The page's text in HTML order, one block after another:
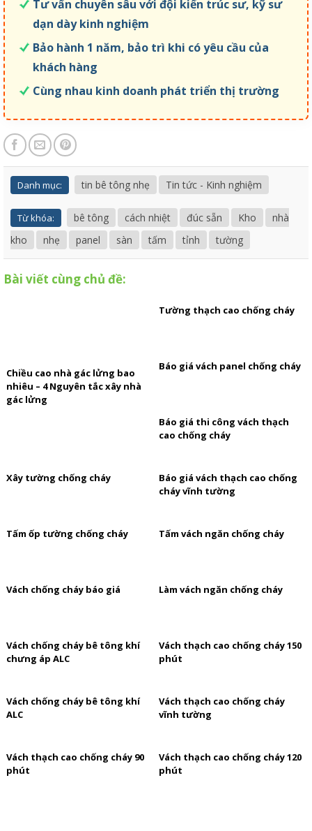
Tư vấn chuyên sâu với đội kiến trúc sư, kỹ sư
dạn dày kinh nghiệm
Bảo hành 1 năm, bảo trì khi có yêu cầu của
khách hàng
Cùng nhau kinh doanh phát triển thị trường
Danh mục: tin bê tông nhẹ Tin tức - Kinh nghiệm
Từ khóa: bê tông cách nhiệt đúc sẵn Kho
nhà
kho
nhẹ panel sàn tấm tỉnh tường
Bài viết cùng chủ đề:
Chiều cao nhà gác lửng bao
nhiêu – 4 Nguyên tắc xây nhà
gác lửng
Tường thạch cao chống cháy
Báo giá vách panel chống cháy
Báo giá thi công vách thạch
cao chống cháy
Xây tường chống cháy
Báo giá vách thạch cao chống
cháy vĩnh tường
Tấm ốp tường chống cháy Tấm vách ngăn chống cháy
Vách chống cháy báo giá Làm vách ngăn chống cháy
Vách chống cháy bê tông khí
chưng áp ALC
Vách thạch cao chống cháy 150
phút
Vách chống cháy bê tông khí
ALC
Vách thạch cao chống cháy
vĩnh tường
Vách thạch cao chống cháy 90
phút
Vách thạch cao chống cháy 120
phút